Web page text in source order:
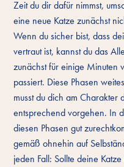
Zeit du dir dafür nimmst,
eine neue Katze zunächst
Wenn du sicher bist, dass
vertraut ist, kannst du das
zunächst für einige Minuten
passiert. Diese Phasen
musst du dich am
entsprechend vorgehen. In
diesen Phasen gut
gemäß ohnehin auf
jeden Fall: Sollte deine